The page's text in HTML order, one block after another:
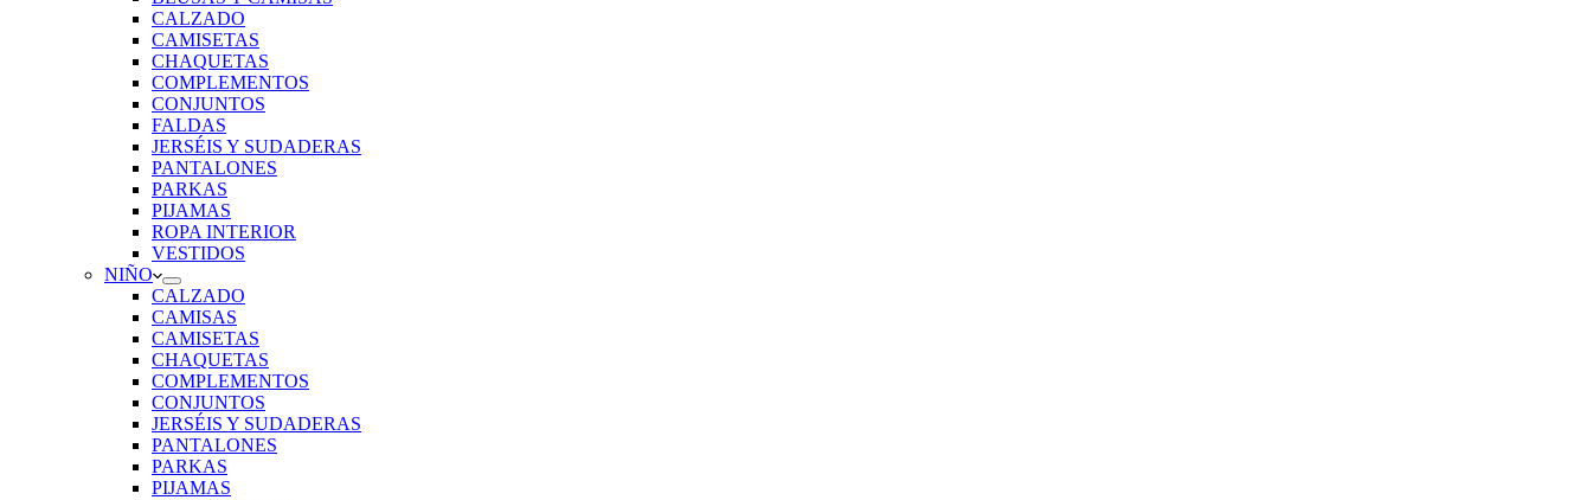
CALZADO
CAMISETAS
CHAQUETAS
COMPLEMENTOS
CONJUNTOS
FALDAS
JERSÉIS Y SUDADERAS
PANTALONES
PARKAS
PIJAMAS
ROPA INTERIOR
VESTIDOS
NIÑO
CALZADO
CAMISAS
CAMISETAS
CHAQUETAS
COMPLEMENTOS
CONJUNTOS
JERSÉIS Y SUDADERAS
PANTALONES
PARKAS
PIJAMAS